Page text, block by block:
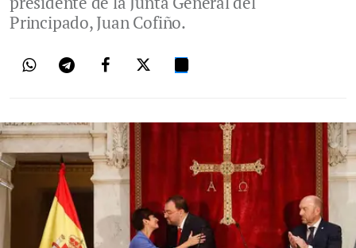
Principado, Juan Cofiño.